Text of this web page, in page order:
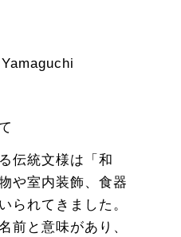
伝統文様は「和
や室内装飾、食器
られてきました。
前と意味があり、